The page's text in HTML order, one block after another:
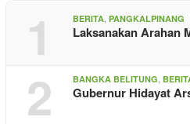
1 BERITA PANGKALPINANG
Laksanakan Arahan
2 BANGKA BELITUNG
Gubernur Hidayat